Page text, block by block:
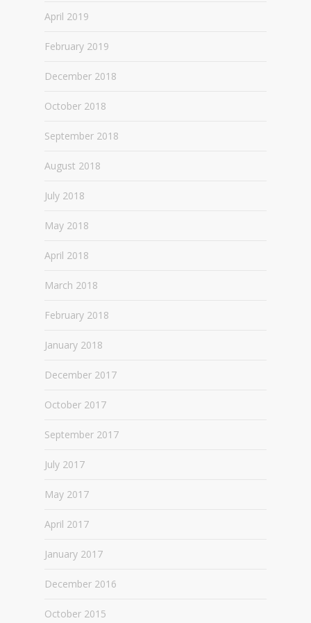
April 2019
February 2019
December 2018
October 2018
September 2018
August 2018
July 2018
May 2018
April 2018
March 2018
February 2018
January 2018
December 2017
October 2017
September 2017
July 2017
May 2017
April 2017
January 2017
December 2016
October 2015